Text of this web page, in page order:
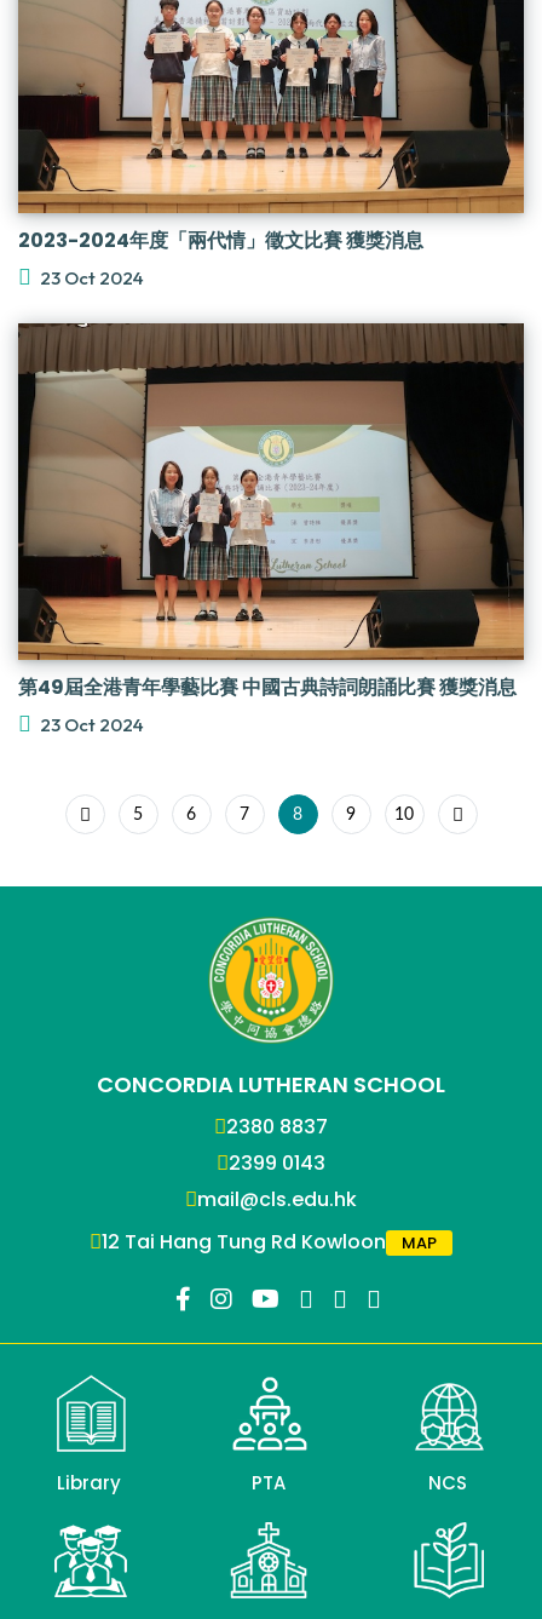
2023-2024年度「兩代情」徵文比賽 獲獎消息
23 Oct 2024
第49屆全港青年學藝比賽 中國古典詩詞朗誦比賽 獲獎消息
23 Oct 2024
5 6 7 8 9 10
CONCORDIA LUTHERAN SCHOOL
2380 8837
2399 0143
mail@cls.edu.hk
12 Tai Hang Tung Rd Kowloon
MAP
Library PTA NCS